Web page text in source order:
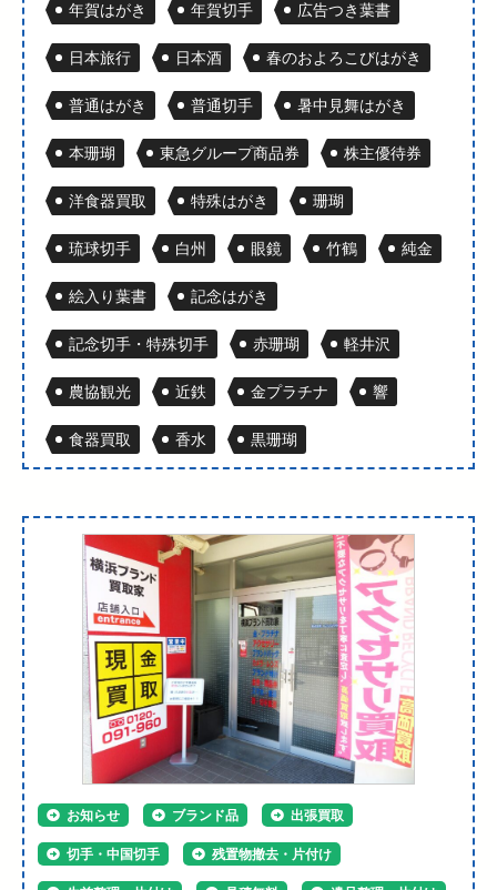
年賀はがき 年賀切手 広告つき葉書
日本旅行 日本酒 春のおよろこびはがき
普通はがき 普通切手 暑中見舞はがき
本珊瑚 東急グループ商品券 株主優待券
洋食器買取 特殊はがき 珊瑚
琉球切手 白州 眼鏡 竹鶴 純金
絵入り葉書 記念はがき
記念切手・特殊切手 赤珊瑚 軽井沢
農協観光 近鉄 金プラチナ 響
食器買取 香水 黒珊瑚
お知らせ ブランド品 出張買取
切手・中国切手 残置物撤去・片付け